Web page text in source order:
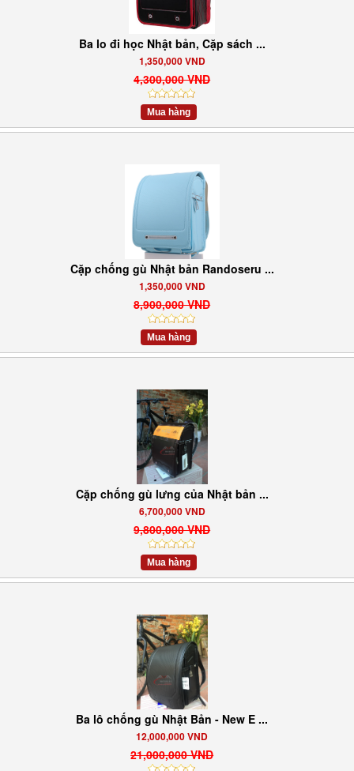
Ba lo đi học Nhật bản, Cặp sách ...
1,350,000 VND
4,300,000 VND
Mua hàng
Cặp chống gù Nhật bản Randoseru ...
1,350,000 VND
8,900,000 VND
Mua hàng
Cặp chống gù lưng của Nhật bản ...
6,700,000 VND
9,800,000 VND
Mua hàng
Ba lô chống gù Nhật Bản - New E ...
12,000,000 VND
21,000,000 VND